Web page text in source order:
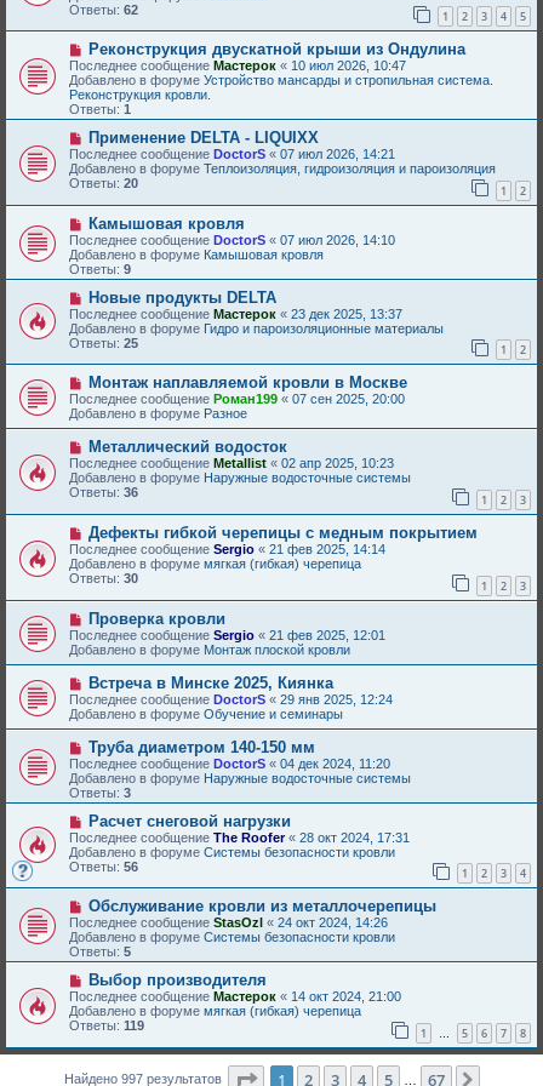
б
щ
е
н
и
е
о
е
с
о
б
щ
е
н
и
е
Ответы: 62 1 2 3 4 5
Н
о
в
о
е
с
о
о
б
щ
е
н
и
е
Реконструкция двускатной крыши из Ондулина
Последнее сообщение Мастерок « 10 июл 2026, 10:47
Добавлено в форуме Устройство мансарды и стропильная система.
Реконструкция кровли.
Ответы: 1
Н
о
в
о
е
с
о
о
б
щ
е
н
и
е
Применение DELTA - LIQUIXX
Последнее сообщение DoctorS « 07 июл 2026, 14:21
Добавлено в форуме Теплоизоляция, гидроизоляция и пароизоляция
Ответы: 20 1 2
Н
о
в
о
е
с
о
о
б
щ
е
н
и
е
Камышовая кровля
Последнее сообщение DoctorS « 07 июл 2026, 14:10
Добавлено в форуме Камышовая кровля
Ответы: 9
Н
о
в
о
е
с
о
б
щ
е
н
и
е
Новые продукты DELTA
Последнее сообщение Мастерок « 23 дек 2025, 13:37
Добавлено в форуме Гидро и пароизоляционные материалы
Ответы: 25 1 2
Н
о
в
е
с
о
о
б
щ
н
и
е
Монтаж наплавляемой кровли в Москве
Последнее сообщение Роман199 « 07 сен 2025, 20:00
Добавлено в форуме Разное
Н
о
в
о
с
о
о
б
щ
н
е
Металлический водосток
Последнее сообщение Metallist « 02 апр 2025, 10:23
Добавлено в форуме Наружные водосточные системы
Ответы: 36 1 2 3
Н
о
в
о
е
с
о
о
б
е
н
и
е
Дефекты гибкой черепицы с медным покрытием
Последнее сообщение Sergio « 21 фев 2025, 14:14
Добавлено в форуме мягкая (гибкая) черепица
Ответы: 30 1 2 3
Н
о
в
о
е
с
о
о
б
щ
е
н
и
е
Проверка кровли
Последнее сообщение Sergio « 21 фев 2025, 12:01
Добавлено в форуме Монтаж плоской кровли
Н
о
в
о
е
о
о
б
е
н
и
е
Встреча в Минске 2025, Киянка
Последнее сообщение DoctorS « 29 янв 2025, 12:24
Добавлено в форуме Обучение и семинары
Н
о
в
о
е
с
о
о
б
щ
е
н
и
е
Труба диаметром 140-150 мм
Последнее сообщение DoctorS « 04 дек 2024, 11:20
Добавлено в форуме Наружные водосточные системы
Ответы: 3
Н
о
в
о
е
с
о
о
б
щ
е
н
и
е
Расчет снеговой нагрузки
Последнее сообщение The Roofer« 28 окт 2024, 17:31
Добавлено в форуме Системы безопасности кровли
Ответы: 56 1 2 3 4
Н
о
в
о
е
с
о
б
щ
е
и
Обслуживание кровли из металлочерепицы
Последнее сообщение StasOzl « 24 окт 2024, 14:26
Добавлено в форуме Системы безопасности кровли
Ответы: 5
Н
о
в
о
с
о
Выбор производителя
Последнее сообщение Мастерок « 14 окт 2024, 21:00
Добавлено в форуме мягкая (гибкая) черепица
Ответы: 119 1 … 5 6 7 8
Найдено 997 результатов Страница из 67
1 2 3 4 5 67